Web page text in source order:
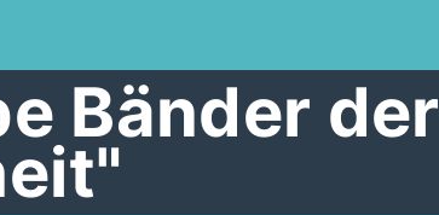
Bänder der